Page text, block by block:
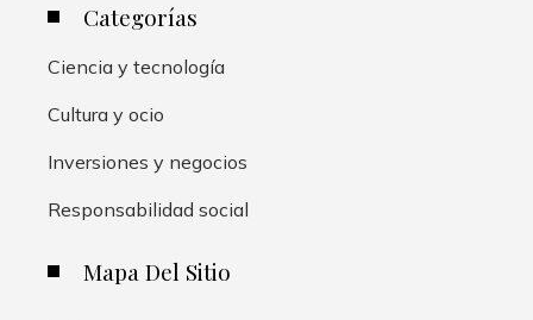
Categorías
Ciencia y tecnología
Cultura y ocio
Inversiones y negocios
Responsabilidad social
Mapa Del Sitio